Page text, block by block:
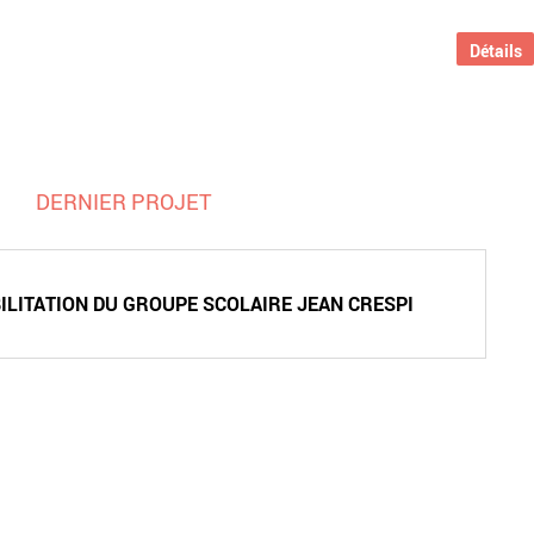
DERNIER PROJET
DU GROUPE SCOLAIRE JEAN CRESPI
Détails